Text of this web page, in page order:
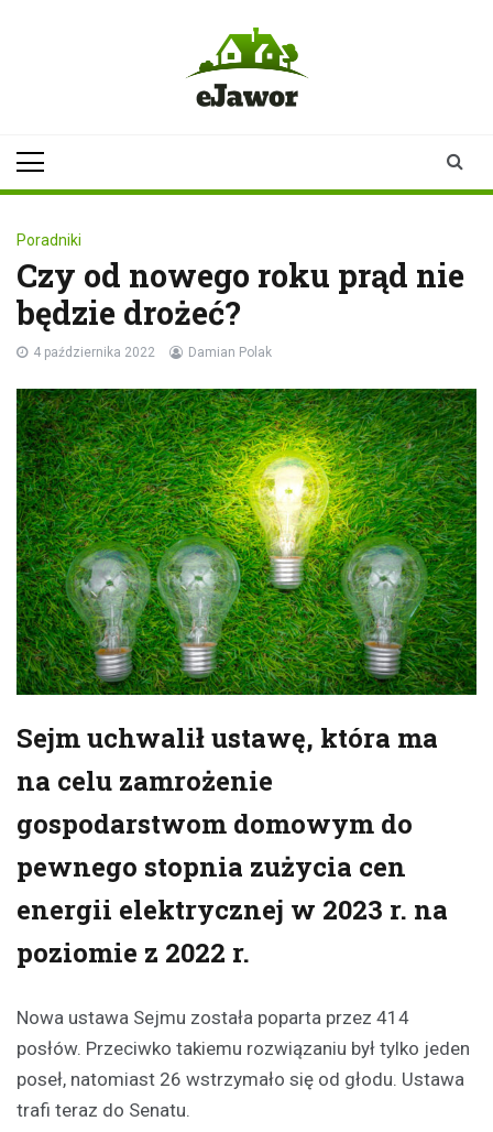
Poradniki
Czy od nowego roku prąd nie
będzie drożeć?
4 października 2022 Damian Polak
Sejm uchwalił ustawę, która ma
na celu zamrożenie
gospodarstwom domowym do
pewnego stopnia zużycia cen
energii elektrycznej w 2023 r. na
poziomie z 2022 r.
Nowa ustawa Sejmu została poparta przez 414
posłów. Przeciwko takiemu rozwiązaniu był tylko jeden
poseł, natomiast 26 wstrzymało się od głodu. Ustawa
trafi teraz do Senatu.